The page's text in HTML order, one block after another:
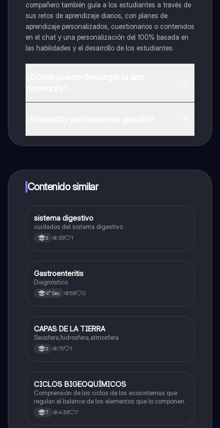
compañero también guía a los estudiantes a través de
sus retos de aprendizaje diarios, con planes de
aprendizaje personalizados, cuestionarios o contenidos
en el chat y una personalización del 100% basada en
las habilidades y el desarrollo de los estudiantes.
a determinadas funciones.
Contenido similar
Biologia
sistema digestivo
cuidados del sistema digestivo
6 38 1
Biologia
Gastroenteritis
Diagnóstico
4° Sec 58 0
Biologia
CAPAS DE LA TIERRA
Seosfera,hidrosfera,atmosfera
6 75 1
Biologia
CICLOS BIGEOQUÍMICOS
Comprensión de los ciclos de los ecosistemas que
regulan el balance de los elementos que lo componen.
7 438 7